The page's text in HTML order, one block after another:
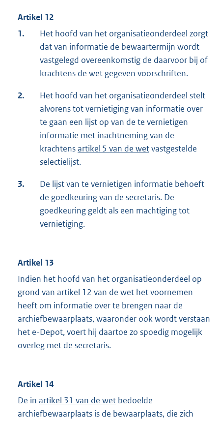
Artikel 12
1.
Het hoofd van het organisatieonderdeel zorgt
dat van informatie de bewaartermijn wordt
vastgelegd overeenkomstig de daarvoor bij of
krachtens de wet gegeven voorschriften.
2.
Het hoofd van het organisatieonderdeel stelt
alvorens tot vernietiging van informatie over
te gaan een lijst op van de te vernietigen
informatie met inachtneming van de
krachtensartikel 5 van de wetvastgestelde
selectielijst.
3.
De lijst van te vernietigen informatie behoeft
de goedkeuring van de secretaris. De
goedkeuring geldt als een machtiging tot
vernietiging.
Artikel 13
Indien het hoofd van het organisatieonderdeel op
grond van artikel 12 van de wet het voornemen
heeft om informatie over te brengen naar de
archiefbewaarplaats, waaronder ook wordt verstaan
het e-Depot, voert hij daartoe zo spoedig mogelijk
overleg met de secretaris.
Artikel 14
De in artikel 31 van de wet bedoelde
archiefbewaarplaats is de bewaarplaats, die zich